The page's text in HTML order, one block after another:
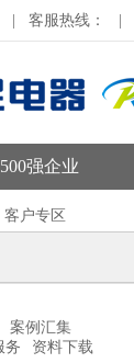
客服热线：
强企业
客户专区
案例汇集
务 资料下载